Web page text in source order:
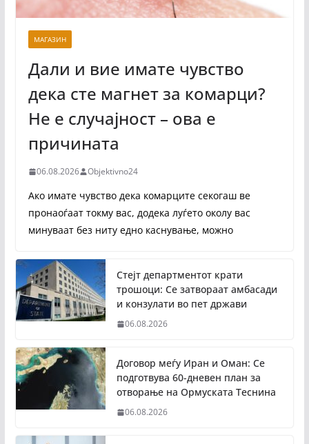
МАГАЗИН
Дали и вие имате чувство
дека сте магнет за комарци?
Не е случајност – ова е
причината
06.08.2026 Objektivno24
Ако имате чувство дека комарците секогаш ве
пронаоѓаат токму вас, додека луѓето околу вас
минуваат без ниту едно каснување, можно
Стејт департментот крати
трошоци: Се затвораат амбасади
и конзулати во пет држави
06.08.2026
Договор меѓу Иран и Оман: Се
подготвува 60-дневен план за
отворање на Ормуската Теснина
06.08.2026